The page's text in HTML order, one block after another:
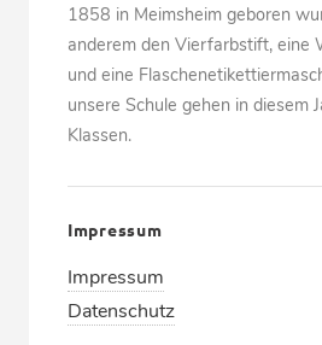
1858 in Meimsheim geboren
anderem den Vierfarbstift, eine
und eine
unsere Schule gehen in diesem
Klassen.
Impressum
Impressum
Datenschutz